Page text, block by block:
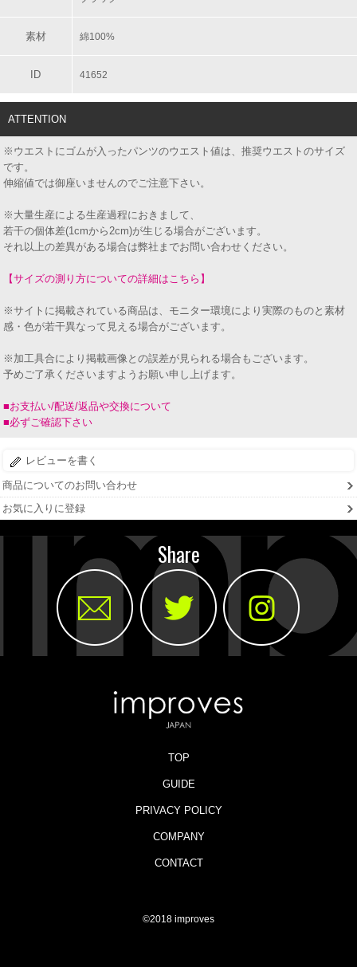
素材 綿100%
ID 41652
ATTENTION
※ウエストにゴムが入ったパンツのウエスト値は、推奨ウエストのサイズ
です。
伸縮値では御座いませんのでご注意下さい。
※大量生産による生産過程におきまして、
若干の個体差(1cmから2cm)が生じる場合がございます。
それ以上の差異がある場合は弊社までお問い合わせください。
【サイズの測り方についての詳細はこちら】
※サイトに掲載されている商品は、モニター環境により実際のものと素材
感・色が若干異なって見える場合がございます。
※加工具合により掲載画像との誤差が見られる場合もございます。
予めご了承くださいますようお願い申し上げます。
■お支払い/配送/返品や交換について
■必ずご確認下さい
レビューを書く
商品についてのお問い合わせ
お気に入りに登録
Share
TOP
GUIDE
PRIVACY POLICY
COMPANY
CONTACT
©2018 improves